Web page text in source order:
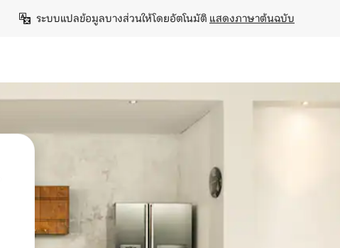
ระบบแปลข้อมูลบางส่วนให้โดยอัตโนมัติ แสดงภาษาต้นฉบับ